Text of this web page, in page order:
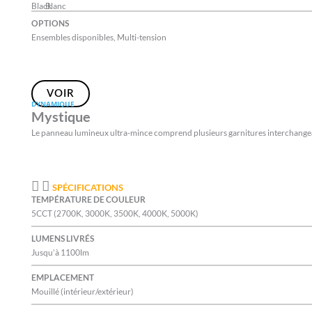
OPTIONS
Ensembles disponibles, Multi-tension
VOIR
DYNAMIQUE
Mystique
Le panneau lumineux ultra-mince comprend plusieurs garnitures
SPÉCIFICATIONS
TEMPÉRATURE DE COULEUR
5CCT (2700K, 3000K, 3500K, 4000K, 5000K)
LUMENS LIVRÉS
Jusqu’à 1100lm
EMPLACEMENT
Mouillé (intérieur/extérieur)